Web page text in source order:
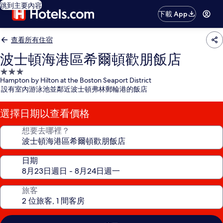
跳到主要內容
下載 App
查看所有住宿
波士頓海港區希爾頓歡朋飯店
3.0
星
級
住
宿
Hampton by Hilton at the Boston Seaport District
設有室內游泳池並鄰近波士頓弗林郵輪港的飯店
選擇日期以查看價格
想要去哪裡？
日期
旅客